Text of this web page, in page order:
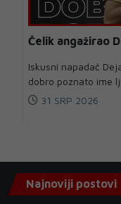
Čelik angažirao
Iskusni napadač
dobro poznato ime
31 SRP 2026
Najnoviji postovi